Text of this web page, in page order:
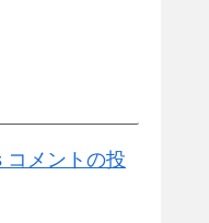
コメントの投